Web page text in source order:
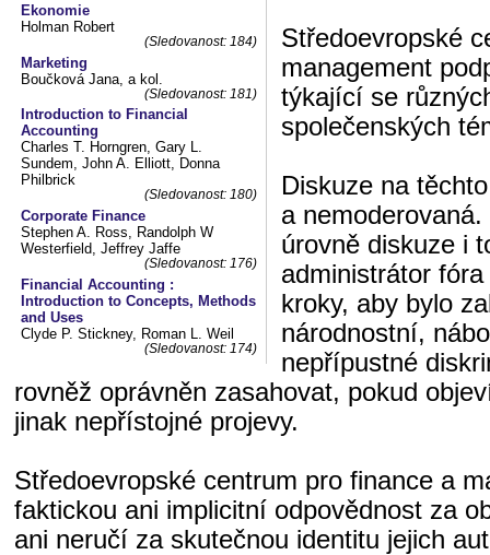
Ekonomie
Holman Robert
(Sledovanost: 184)
Marketing
Boučková Jana, a kol.
(Sledovanost: 181)
Introduction to Financial
Accounting
Charles T. Horngren, Gary L.
Sundem, John A. Elliott, Donna
Philbrick
(Sledovanost: 180)
Corporate Finance
Stephen A. Ross, Randolph W
Westerfield, Jeffrey Jaffe
(Sledovanost: 176)
Financial Accounting :
Introduction to Concepts, Methods
and Uses
Clyde P. Stickney, Roman L. Weil
(Sledovanost: 174)
Středoevropské
management
týkající se
společenských
Diskuze na
a
úrovně diskuze i
administrátor
kroky, aby bylo
národnostní,
nepřípustné
rovněž oprávněn zasahovat, pokud
jinak nepřístojné projevy.
Středoevropské centrum pro finance a
faktickou ani implicitní odpovědnost za
ani neručí za skutečnou identitu jejich